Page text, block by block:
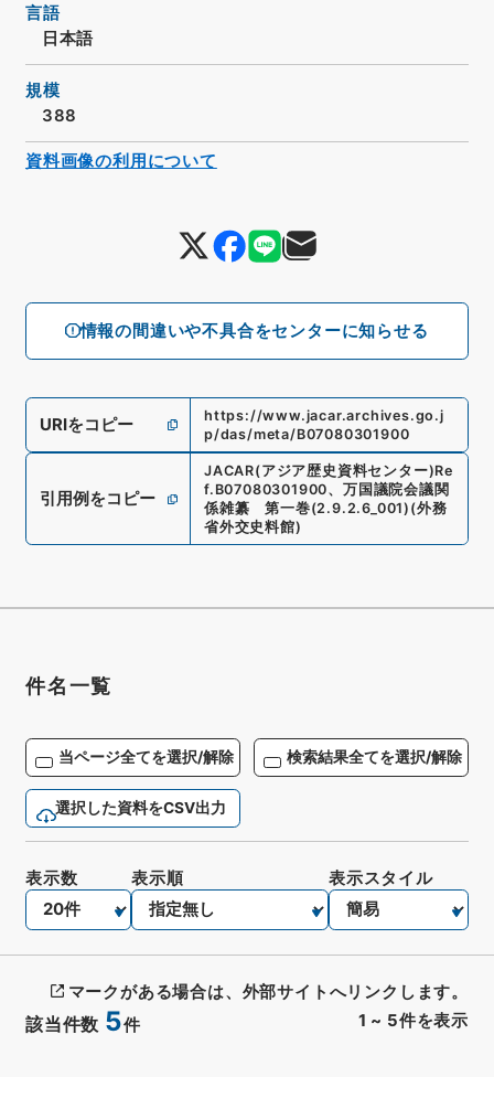
情報の間違いや不具合をセンターに知らせる
言語
日本語
規模
388
URIをコピー
https://www.jacar.archives.go.j
p/das/meta/B07080301900
引用例をコピー
JACAR(アジア歴史資料センター)Re
f. B07080301900、 万国議院会議関
係雑纂 第一巻(2.9.2.6_001) (外務
省外交史料館)
資料画像の利用について
件名一覧
当ページ全てを選択/解除 検索結果全てを選択/解除
選択した資料をCSV出力
該当件数 5件 1 ~ 5件を表示
表示数 表示順 表示スタイル
マークがある場合は、外部サイトへリンクします。